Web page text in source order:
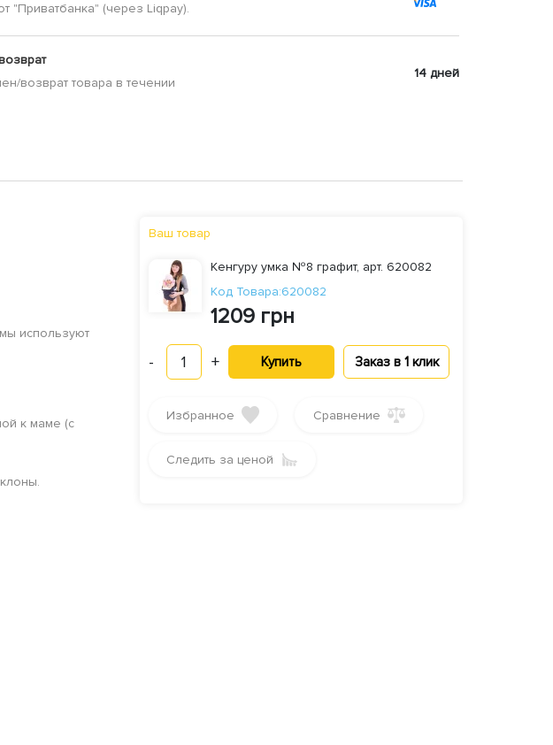
"Приватбанка" (через Liqpay).
возврат товара в течении
14 дней
используют
к маме (с
Ваш товар
Кенгуру умка №8 графит, арт. 620082
Код Товара:620082
1209 грн
- 1 + Купить Заказ в 1 клик
Избранное Сравнение
Следить за ценой